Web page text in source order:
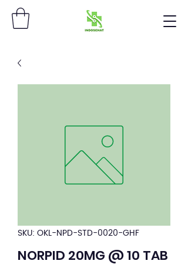
SKU: OKL-NPD-STD-0020-GHF
NORPID 20MG @ 10 TAB